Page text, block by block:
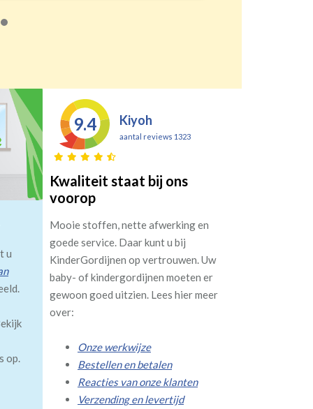
u
op.
9.4 Kiyoh
aantal reviews 1323
Kwaliteit staat bij ons
voorop
Mooie stoffen, nette afwerking en
goede service. Daar kunt u bij
KinderGordijnen op vertrouwen. Uw
baby- of kindergordijnen moeten er
gewoon goed uitzien. Lees hier meer
over:
Onze werkwijze
Bestellen en betalen
Reacties van onze klanten
Verzending en levertijd